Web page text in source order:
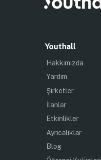
Youthall
Hakkımızda
Yardım
Şirketler
İlanlar
Etkinlikler
Ayrıcalıklar
Blog